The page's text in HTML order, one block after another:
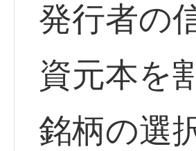
発行者の
資元本を
銘柄の選